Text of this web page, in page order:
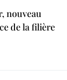
nouveau
de la filière